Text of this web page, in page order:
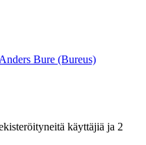
Bure (Bureus)
käyttäjiä ja 2